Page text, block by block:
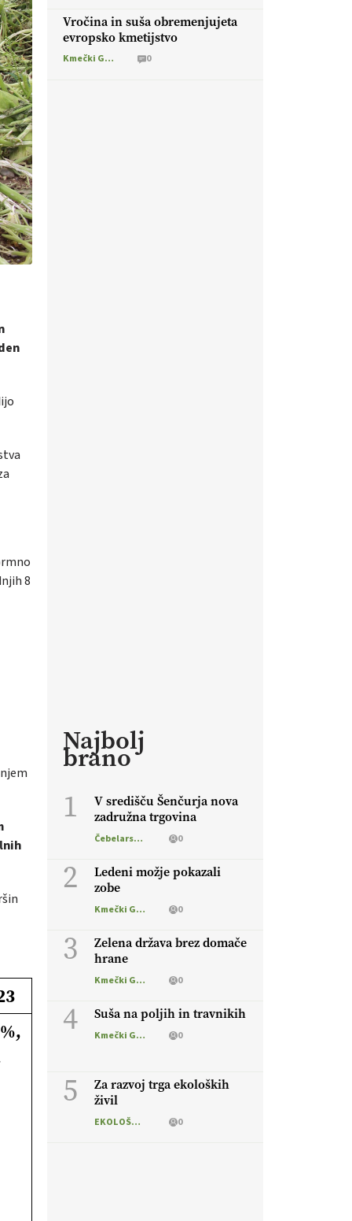
8
Vročina in suša obremenjujeta
evropsko kmetijstvo
Kmečki Glas 0
Najbolj
brano
1
V središču Šenčurja nova
zadružna trgovina
Čebelarstvo 0
2
Ledeni možje pokazali
zobe
Kmečki Glas 0
3
Zelena država brez domače
hrane
Kmečki Glas 0
4 Suša na poljih in travnikih
Kmečki Glas 0
5
Za razvoj trga ekoloških
živil
EKOLOŠKO LOGIČNO 0